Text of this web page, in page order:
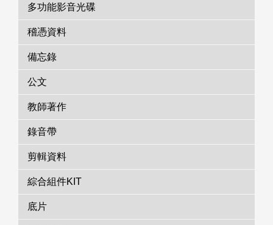
多功能影音光碟
稽憑資料
備忘錄
公文
教師著作
錄音帶
剪輯資料
綜合組件KIT
底片